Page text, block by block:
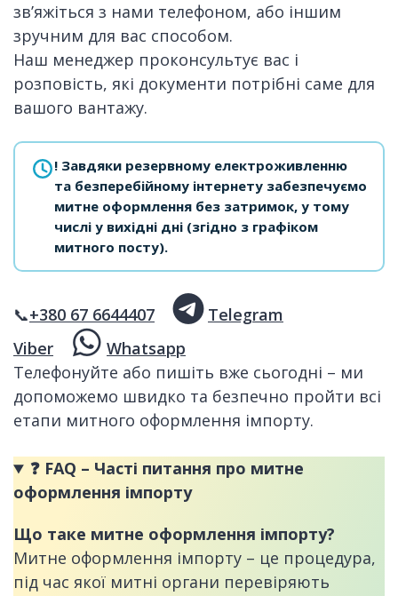
зв’яжіться з нами телефоном, або іншим
зручним для вас способом.
Наш менеджер проконсультує вас і
розповість, які документи потрібні саме для
вашого вантажу.
! Завдяки резервному електроживленню
та безперебійному інтернету забезпечуємо
митне оформлення без затримок, у тому
числі у вихідні дні (згідно з графіком
митного посту).
📞+380 67 6644407
Telegram
Viber
Whatsapp
Телефонуйте або пишіть вже сьогодні – ми
допоможемо швидко та безпечно пройти всі
етапи митного оформлення імпорту.
❓ FAQ – Часті питання про митне
оформлення імпорту
Що таке митне оформлення імпорту?
Митне оформлення імпорту – це процедура,
під час якої митні органи перевіряють